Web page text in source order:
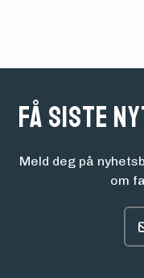
Få siste
Meld deg på
om